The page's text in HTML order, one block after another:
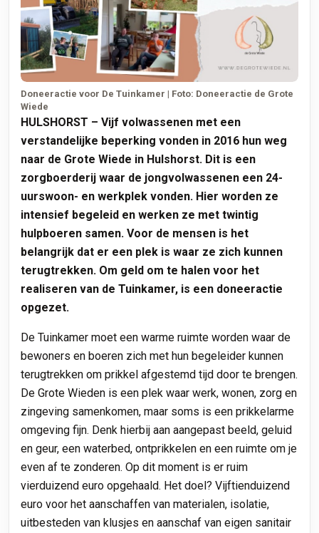
Doneeractie voor De Tuinkamer | Foto: Doneeractie de Grote
Wiede
HULSHORST – Vijf volwassenen met een
verstandelijke beperking vonden in 2016 hun weg
naar de Grote Wiede in Hulshorst. Dit is een
zorgboerderij waar de jongvolwassenen een 24-
uurswoon- en werkplek vonden. Hier worden ze
intensief begeleid en werken ze met twintig
hulpboeren samen. Voor de mensen is het
belangrijk dat er een plek is waar ze zich kunnen
terugtrekken. Om geld om te halen voor het
realiseren van de Tuinkamer, is een doneeractie
opgezet.
De Tuinkamer moet een warme ruimte worden waar de
bewoners en boeren zich met hun begeleider kunnen
terugtrekken om prikkel afgestemd tijd door te brengen.
De Grote Wieden is een plek waar werk, wonen, zorg en
zingeving samenkomen, maar soms is een prikkelarme
omgeving fijn. Denk hierbij aan aangepast beeld, geluid
en geur, een waterbed, ontprikkelen en een ruimte om je
even af te zonderen. Op dit moment is er ruim
vierduizend euro opgehaald. Het doel? Vijftienduizend
euro voor het aanschaffen van materialen, isolatie,
uitbesteden van klusjes en aanschaf van eigen sanitair